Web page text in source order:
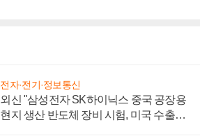
전자·전기·정보통신
외신 "삼성전자 SK하이닉스 중국 공장용
현지 생산 반도체 장비 시험, 미국 수출통